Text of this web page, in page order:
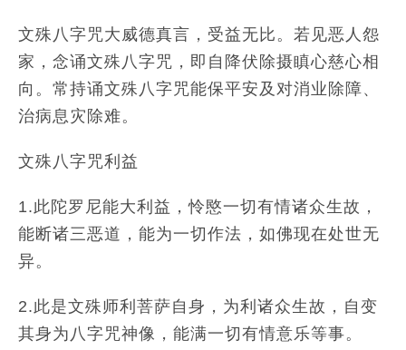
文殊八字咒大威德真言，受益无比。若见恶人怨
家，念诵文殊八字咒，即自降伏除摄瞋心慈心相
向。常持诵文殊八字咒能保平安及对消业除障、
治病息灾除难。
文殊八字咒利益
1.此陀罗尼能大利益，怜愍一切有情诸众生故，
能断诸三恶道，能为一切作法，如佛现在处世无
异。
2.此是文殊师利菩萨自身，为利诸众生故，自变
其身为八字咒神像，能满一切有情意乐等事。